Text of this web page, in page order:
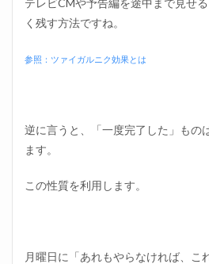
テレビCMや予告編を途中まで見せ
く残す方法ですね。
参照：ツァイガルニク効果とは
逆に言うと、「一度完了した」もの
ます。
この性質を利用します。
月曜日に「あれもやらなければ、こ